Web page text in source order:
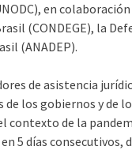
en
(CONDEGE), la
(ANADEP).
de asistencia
los gobiernos y de
contexto de la
5 días